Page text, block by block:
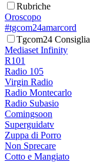
Rubriche
Oroscopo
#tgcom24amarcord
Tgcom24 Consiglia
Mediaset Infinity
R101
Radio 105
Virgin Radio
Radio Montecarlo
Radio Subasio
Comingsoon
Superguidatv
Zuppa di Porro
Non Sprecare
Cotto e Mangiato